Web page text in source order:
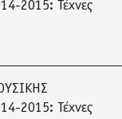
2015: Τέχνες
2015: Τέχνες